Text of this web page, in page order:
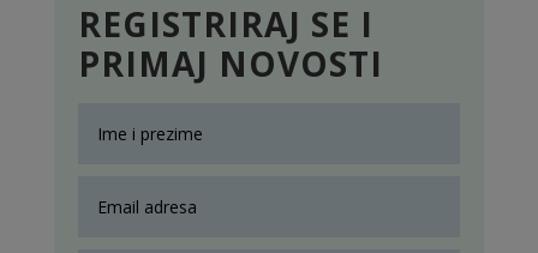
REGISTRIRAJ SE I
PRIMAJ NOVOSTI